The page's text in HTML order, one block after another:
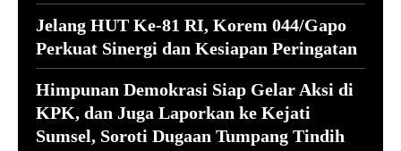
Jelang HUT Ke-81 RI, Korem 044/Gapo
Perkuat Sinergi dan Kesiapan Peringatan
Himpunan Demokrasi Siap Gelar Aksi di
KPK, dan Juga Laporkan ke Kejati
Sumsel, Soroti Dugaan Tumpang Tindih